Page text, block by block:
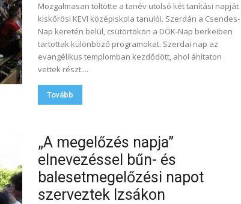
Mozgalmasan töltötte a tanév utolsó két tanítási napját
kiskőrösi KEVI középiskola tanulói. Szerdán a Csendes-
Nap keretén belül, csütörtökön a DÖK-Nap berkeiben
tartottak különböző programokat. Szerdai nap az
evangélikus templomban kezdődött, ahol áhítaton
vettek részt....
Tovább
„A megelőzés napja”
elnevezéssel bűn- és
balesetmegelőzési napot
szerveztek Izsákon